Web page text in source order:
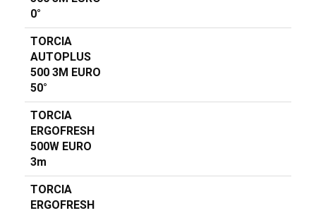
0°
TORCIA
AUTOPLUS
500 3M EURO
50°
TORCIA
ERGOFRESH
500W EURO
3m
TORCIA
ERGOFRESH